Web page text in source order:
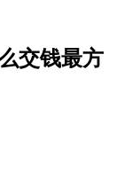
交钱最方